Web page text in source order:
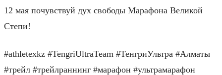
12 мая почувствуй дух свободы Марафона Великой
Степи!
#athletexkz #TengriUltraTeam #ТенгриУльтра #Алматы
#трейл #трейлраннинг #марафон #ультрамарафон